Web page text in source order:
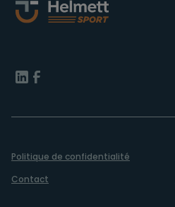
Politique de confidentialité
Contact